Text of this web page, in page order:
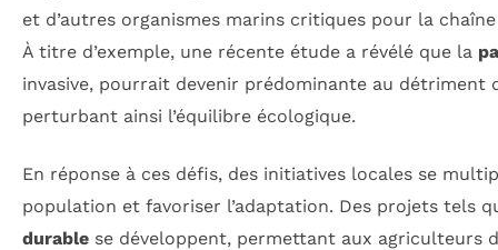
et d’autres organismes marins critiques pour la
À titre d’exemple, une récente étude a révélé que la
invasive, pourrait devenir prédominante au détriment
perturbant ainsi l’équilibre écologique.
En réponse à ces défis, des initiatives locales se
population et favoriser l’adaptation. Des projets tels
durable se développent, permettant aux agriculteurs